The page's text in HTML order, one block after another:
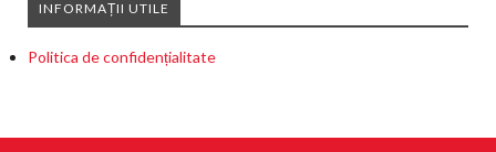
INFORMAȚII UTILE
Politica de confidențialitate